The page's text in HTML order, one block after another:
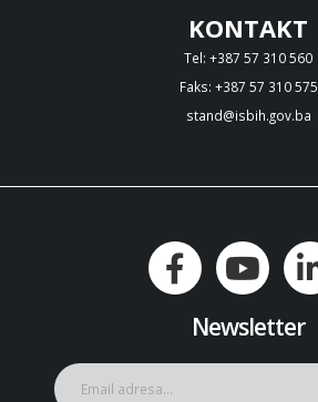
KONTAKT
Tel: +387 57 310 560
Faks: +387 57 310 575
stand@isbih.gov.ba
Newsletter